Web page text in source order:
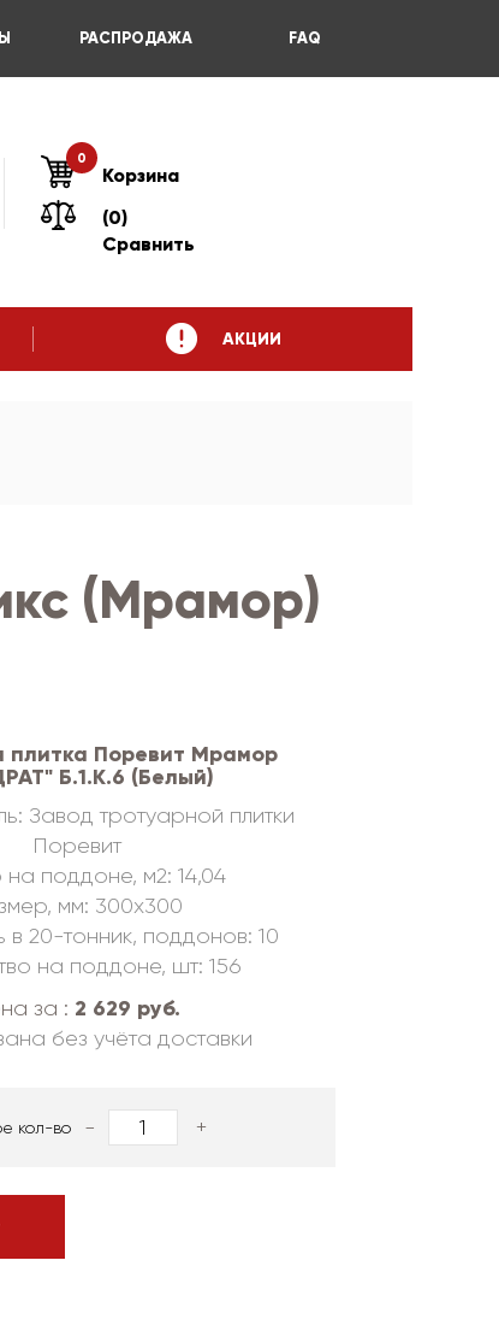
РАСПРОДАЖА FAQ
0
Корзина
(0)
Сравнить
АКЦИИ
(Мрамор)
плитка Поревит Мрамор
Б.1.К.6 (Белый)
Завод тротуарной плитки
Поревит
поддоне, м2: 14,04
мм: 300х300
в 20-тонник, поддонов: 10
на поддоне, шт: 156
за : 2 629 руб.
без учёта доставки
кол-во - +